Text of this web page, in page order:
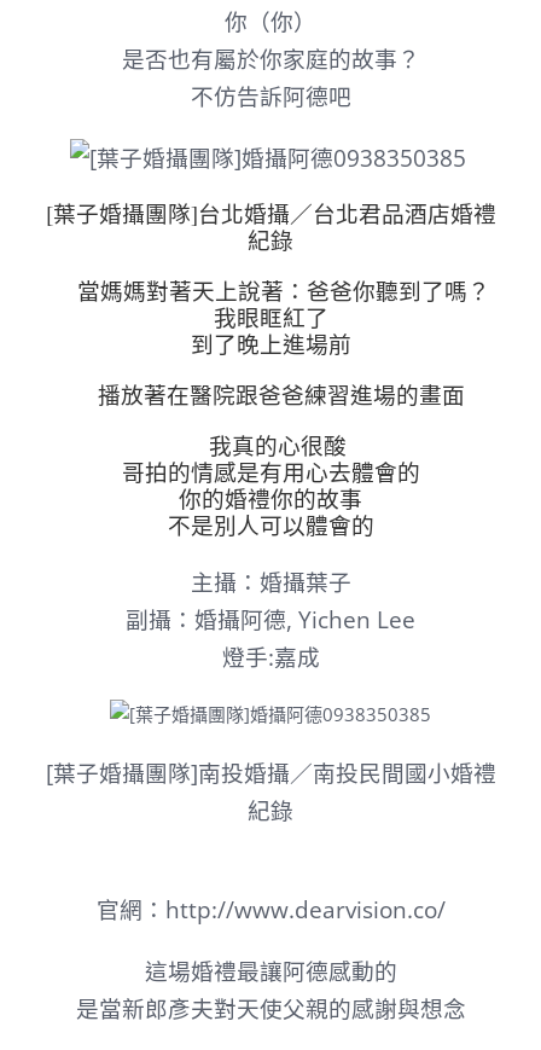
你（你）
是否也有屬於你家庭的故事？
不仿告訴阿德吧
[葉子婚攝團隊]台北婚攝／台北君品酒店婚禮
紀錄
當媽媽對著天上說著：爸爸你聽到了嗎？
我眼眶紅了
到了晚上進場前
播放著在醫院跟爸爸練習進場的畫面
我真的心很酸
哥拍的情感是有用心去體會的
你的婚禮你的故事
不是別人可以體會的
主攝：婚攝葉子
副攝：婚攝阿德, Yichen Lee
燈手:嘉成
[葉子婚攝團隊]南投婚攝／南投民間國小婚禮
紀錄
官網： http://www.dearvision.co/
這場婚禮最讓阿德感動的
是當新郎彥夫對天使父親的感謝與想念